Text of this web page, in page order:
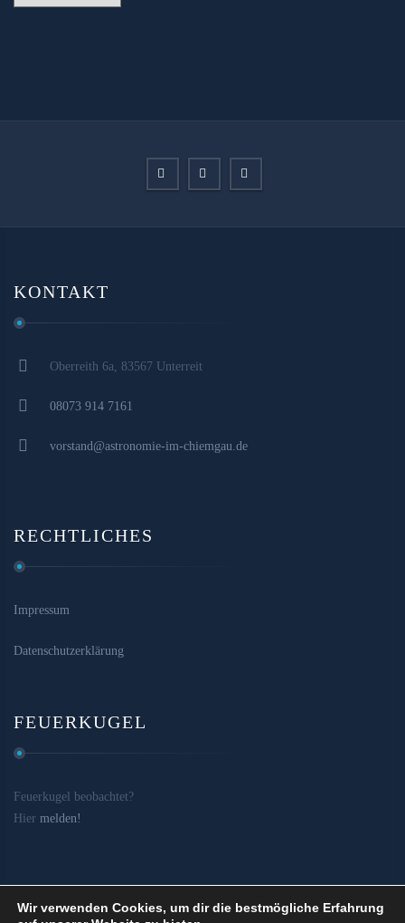
KONTAKT
Oberreith 6a, 83567 Unterreit
08073 914 7161
vorstand@astronomie-im-chiemgau.de
RECHTLICHES
Impressum
Datenschutzerklärung
FEUERKUGEL
Feuerkugel beobachtet?
Hier melden!
Wir verwenden Cookies, um dir die bestmögliche Erfahrung